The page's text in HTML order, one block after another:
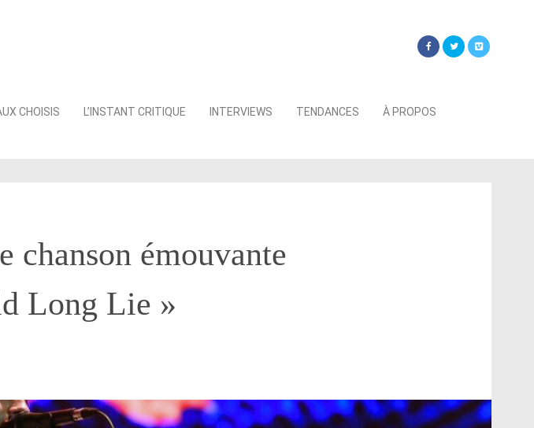
CHOISIS L’INSTANT CRITIQUE INTERVIEWS TENDANCES À PROPOS
chanson émouvante
Long Lie »